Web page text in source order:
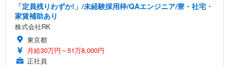
「定員残りわずか!」/未経験採用枠/QAエンジニア/寮・社宅・
家賃補助あり
株式会社RK
東京都
月給30万円～51万8,000円
正社員